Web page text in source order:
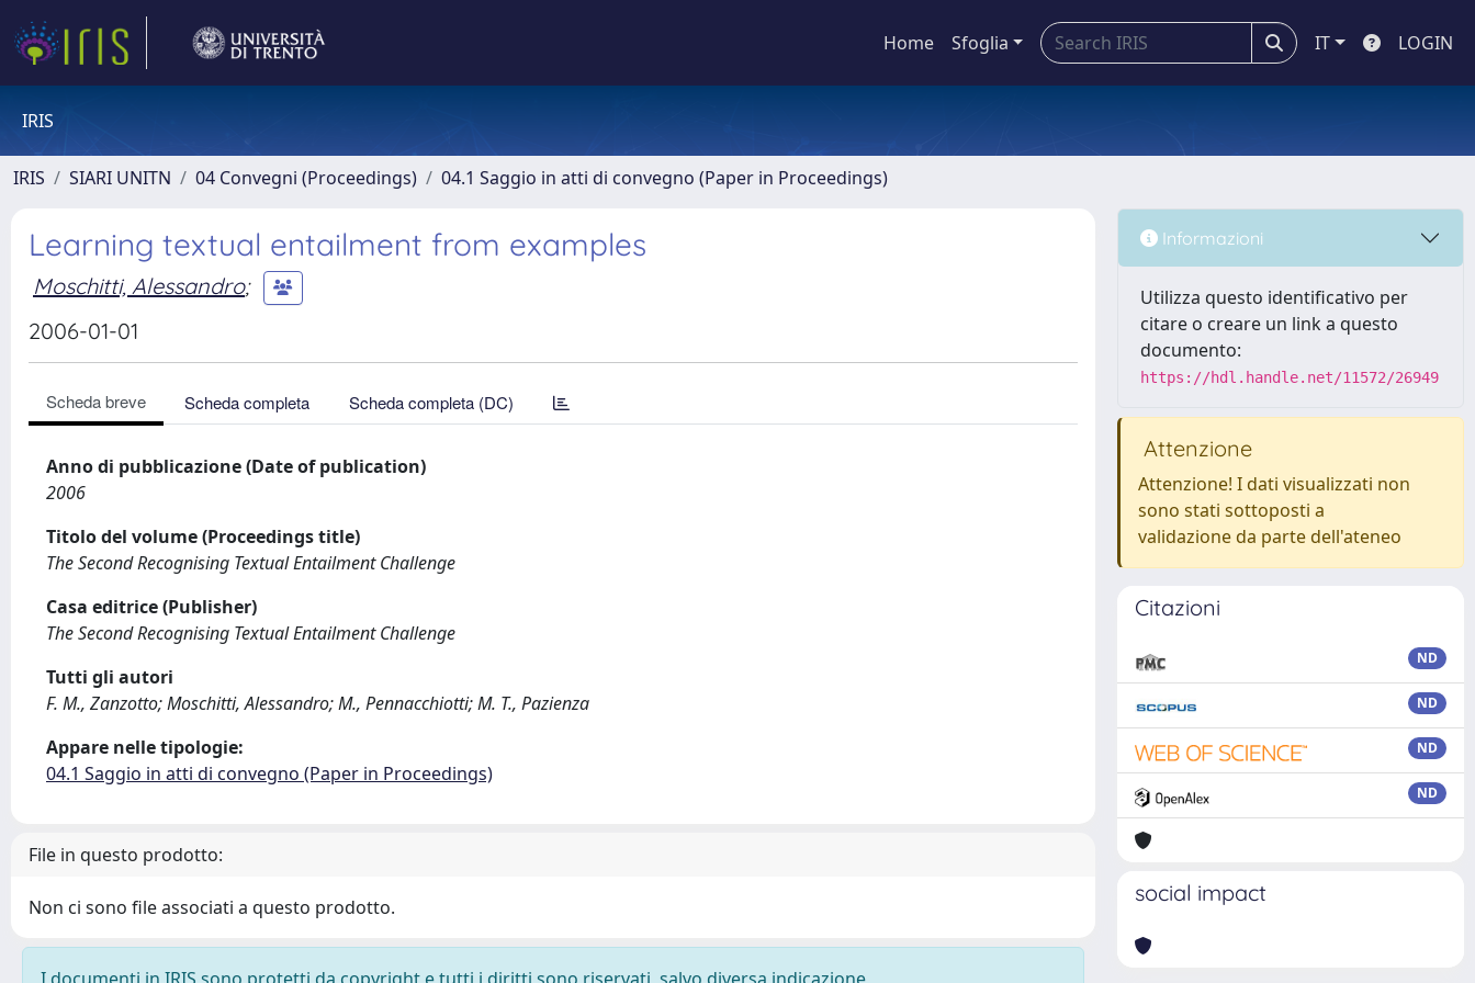
Home Sfoglia IT LOGIN
IRIS
IRIS SIARI UNITN 04 Convegni (Proceedings) 04.1 Saggio in atti di convegno (Paper in Proceedings)
Learning textual entailment from examples
Moschitti, Alessandro;
2006-01-01
Scheda breve Scheda completa Scheda completa (DC)
Anno di pubblicazione (Date of publication)
2006
Titolo del volume (Proceedings title)
The Second Recognising Textual Entailment Challenge
Casa editrice (Publisher)
The Second Recognising Textual Entailment Challenge
Tutti gli autori
F. M., Zanzotto; Moschitti, Alessandro; M., Pennacchiotti; M. T., Pazienza
Appare nelle tipologie:
04.1 Saggio in atti di convegno (Paper in Proceedings)
File in questo prodotto:
Non ci sono file associati a questo prodotto.
Informazioni
Utilizza questo identificativo per
citare o creare un link a questo
documento:
https://hdl.handle.net/11572/26949
Attenzione
Attenzione! I dati visualizzati non
sono stati sottoposti a
validazione da parte dell'ateneo
Citazioni
ND
ND
ND
ND
social impact